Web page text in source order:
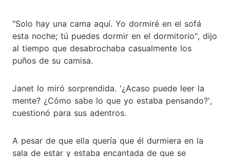
"Solo hay una cama aquí. Yo dormiré en el sofá
esta noche; tú puedes dormir en el dormitorio", dijo
al tiempo que desabrochaba casualmente los
puños de su camisa.
Janet lo miró sorprendida. '¿Acaso puede leer la
mente? ¿Cómo sabe lo que yo estaba pensando?',
cuestionó para sus adentros.
A pesar de que ella quería que él durmiera en la
sala de estar y estaba encantada de que se